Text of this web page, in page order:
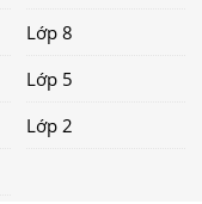
Lớp 8
Lớp 5
Lớp 2